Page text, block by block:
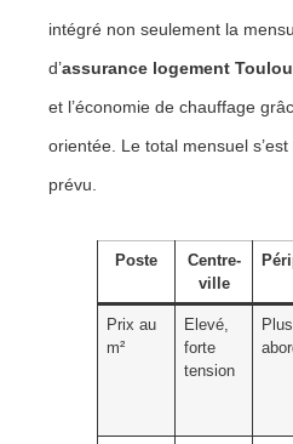
intégré non seulement la
d’assurance logement
et l’économie de chauffage
orientée. Le total mensuel
prévu.
Poste
Centre-
ville
Prix au
m²
Elevé,
forte
tension
Plus